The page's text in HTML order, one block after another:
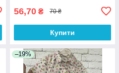
56,70 ₴ 70 ₴
Купити
–19%